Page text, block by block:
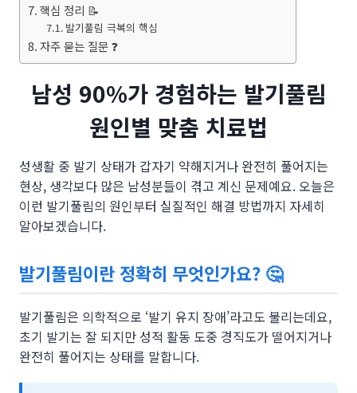
핵심 정리 📝
발기풀림 극복의 핵심
자주 묻는 질문 ❓
남성 90%가 경험하는 발기풀림
원인별 맞춤 치료법
성생활 중 발기 상태가 갑자기 약해지거나 완전히 풀어지는
현상, 생각보다 많은 남성분들이 겪고 계신 문제예요. 오늘은
이런 발기풀림의 원인부터 실질적인 해결 방법까지 자세히
알아보겠습니다.
발기풀림이란 정확히 무엇인가요? 🤔
발기풀림은 의학적으로 ‘발기 유지 장애’라고도 불리는데요,
초기 발기는 잘 되지만 성적 활동 도중 경직도가 떨어지거나
완전히 풀어지는 상태를 말합니다.